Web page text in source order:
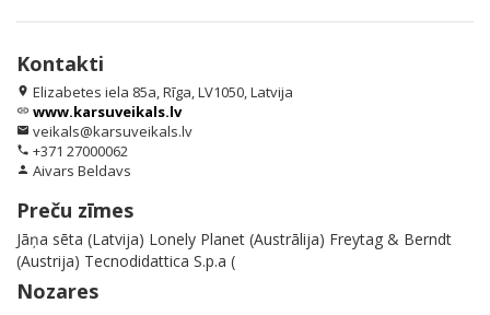
Kontakti
location_on Elizabetes iela 85a, Rīga, LV1050, Latvija
link www.karsuveikals.lv
email veikals@karsuveikals.lv
phone +371 27000062
person Aivars Beldavs
Preču zīmes
Jāņa sēta (Latvija) Lonely Planet (Austrālija) Freytag & Berndt
(Austrija) Tecnodidattica S.p.a (
Nozares